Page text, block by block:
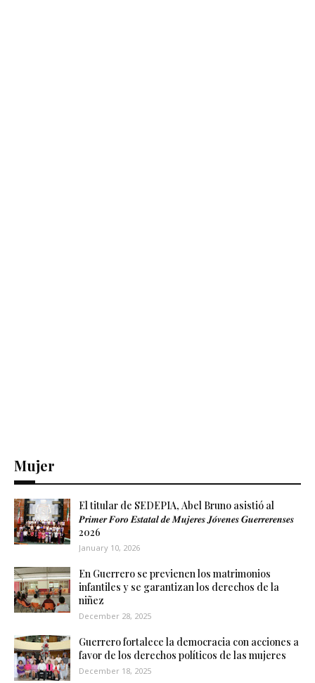
Mujer
El titular de SEDEPIA, Abel Bruno asistió al
𝑷𝒓𝒊𝒎𝒆𝒓 𝑭𝒐𝒓𝒐 𝑬𝒔𝒕𝒂𝒕𝒂𝒍 𝒅𝒆 𝑴𝒖𝒋𝒆𝒓𝒆𝒔 𝑱𝒐́𝒗𝒆𝒏𝒆𝒔 𝑮𝒖𝒆𝒓𝒓𝒆𝒓𝒆𝒏𝒔𝒆𝒔
2026
January 10, 2026
En Guerrero se previenen los matrimonios
infantiles y se garantizan los derechos de la
niñez
December 28, 2025
Guerrero fortalece la democracia con acciones a
favor de los derechos políticos de las mujeres
December 18, 2025